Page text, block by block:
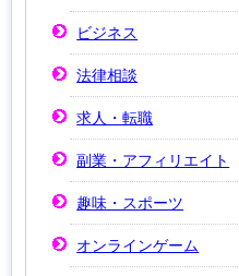
ビジネス
法律相談
求人・転職
副業・アフィリエイト
趣味・スポーツ
オンラインゲーム